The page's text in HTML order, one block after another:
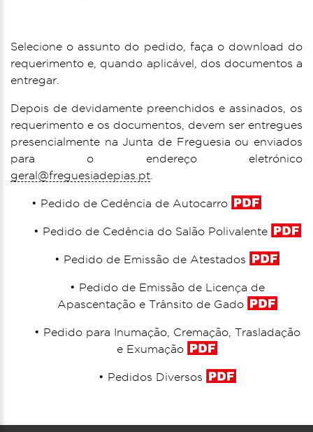
Selecione o assunto do pedido, faça o download do
requerimento e, quando aplicável, dos documentos a
entregar.
Depois de devidamente preenchidos e assinados, os
requerimento e os documentos, devem ser entregues
presencialmente na Junta de Freguesia ou enviados
para o endereço eletrónico
geral@freguesiadepias.pt
• Pedido de Cedência de Autocarro
• Pedido de Cedência do Salão Polivalente
• Pedido de Emissão de Atestados
• Pedido de Emissão de Licença de
Apascentação e Trânsito de Gado
• Pedido para Inumação, Cremação, Trasladação
e Exumação
• Pedidos Diversos